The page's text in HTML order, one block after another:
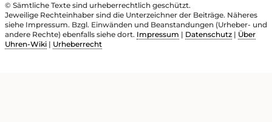
© Sämtliche Texte sind urheberrechtlich geschützt.
Jeweilige Rechteinhaber sind die Unterzeichner der Beiträge. Näheres
siehe Impressum. Bzgl. Einwänden und Beanstandungen (Urheber- und
andere Rechte) ebenfalls siehe dort. Impressum | Datenschutz | Über
Uhren-Wiki | Urheberrecht